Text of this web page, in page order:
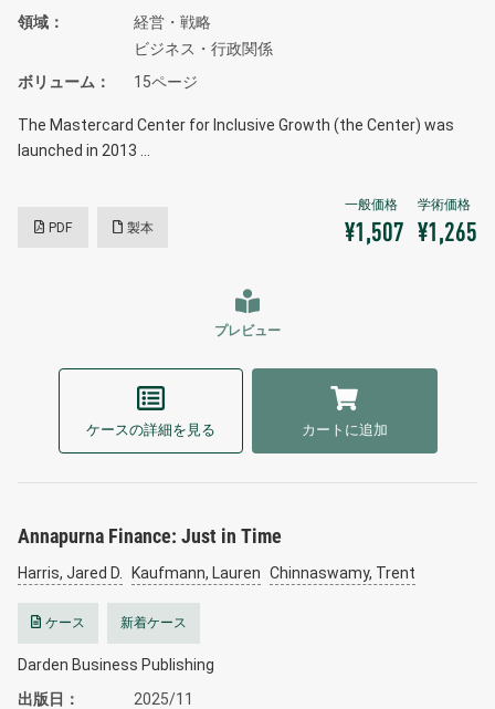
領域
経営・戦略
ビジネス・行政関係
ボリューム
15ページ
The Mastercard Center for Inclusive Growth (the Center) was
launched in 2013 …
PDF 製本 ¥1,507 ¥1,265
プレビュー
ケースの詳細を見る カートに追加
Annapurna Finance: Just in Time
Harris, Jared D. Kaufmann, Lauren Chinnaswamy, Trent
ケース 新着ケース
Darden Business Publishing
出版日
2025/11